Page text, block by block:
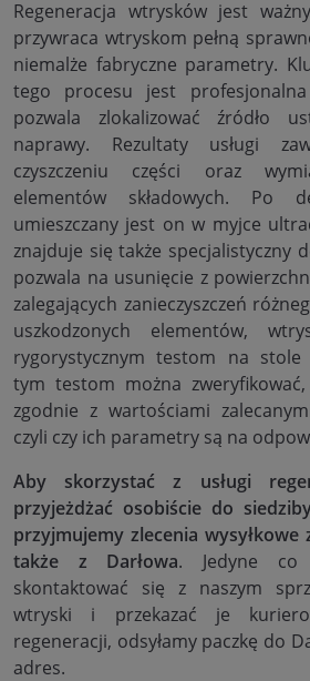
Regeneracja wtrysków jest
przywraca wtryskom pełną
niemalże fabryczne parametry.
tego procesu jest
pozwala zlokalizować źródło
naprawy. Rezultaty usługi
czyszczeniu części oraz
elementów składowych. Po
umieszczany jest on w myjce
znajduje się także specjalistyczny
pozwala na usunięcie z
zalegających zanieczyszczeń
uszkodzonych elementów,
rygorystycznym testom na stole
tym testom można
zgodnie z wartościami
czyli czy ich parametry są na
Aby skorzystać z usługi
przyjeżdżać osobiście do
przyjmujemy zlecenia wysyłkowe
także z Darłowa. Jedyne co
skontaktować się z naszym
wtryski i przekazać je
regeneracji, odsyłamy paczkę do
adres.